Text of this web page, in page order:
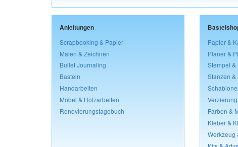
Anleitungen
Scrapbooking & Papier
Malen & Zeichnen
Bullet Journaling
Basteln
Handarbeiten
Möbel & Holzarbeiten
Renovierungstagebuch
Papier &
Planer &
Stempel &
Stanzen &
Farben &
Kleber &
Werkzeug